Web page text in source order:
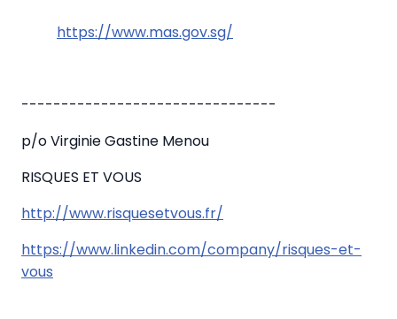
https://www.mas.gov.sg/
--------------------------------
p/o Virginie Gastine Menou
RISQUES ET VOUS
http://www.risquesetvous.fr/
https://www.linkedin.com/company/risques-et-
vous